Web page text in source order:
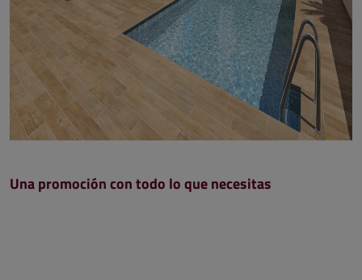
Una promoción con todo lo que necesitas